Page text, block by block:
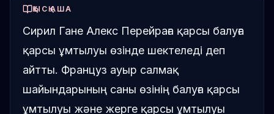
ҚЫСҚАША
Сирил Гане Алекс Перейраға қарсы балуға
қарсы ұмтылуы өзінде шектеледі деп
айтты. Француз ауыр салмақ
шайындарының саны өзінің балуға қарсы
ұмтылуы және жерге қарсы ұмтылуы